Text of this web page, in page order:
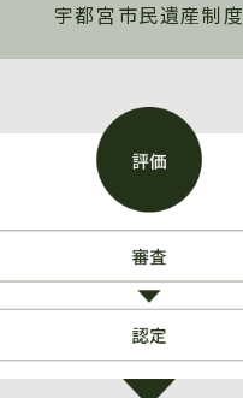
宇都宮市民遺産制度